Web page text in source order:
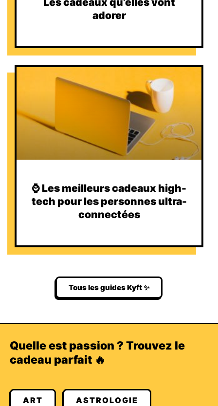
adorer
⌚️ Les meilleurs cadeaux high-
tech pour les personnes ultra-
connectées
Tous les guides Kyft ✨
Quelle est passion ? Trouvez le
cadeau parfait 🔥
ART ASTROLOGIE